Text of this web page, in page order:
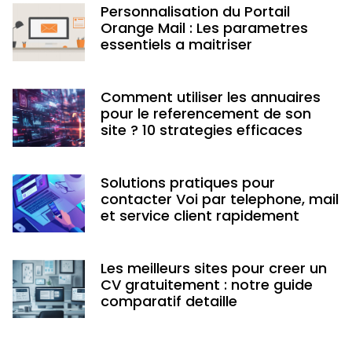
Personnalisation du Portail
Orange Mail : Les parametres
essentiels a maitriser
Comment utiliser les annuaires
pour le referencement de son
site ? 10 strategies efficaces
Solutions pratiques pour
contacter Voi par telephone, mail
et service client rapidement
Les meilleurs sites pour creer un
CV gratuitement : notre guide
comparatif detaille